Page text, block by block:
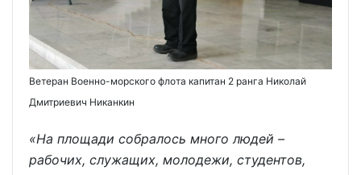
Ветеран Военно-морского флота капитан 2 ранга Николай
Дмитриевич Никанкин
«На площади собралось много людей –
рабочих, служащих, молодежи, студентов,